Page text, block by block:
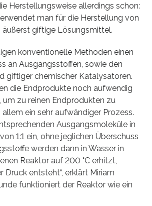
Herstellungsweise allerdings schon:
man für die Herstellung von
äußerst giftige Lösungsmittel.
konventionelle Methoden einen
an Ausgangsstoffen, sowie den
giftiger chemischer Katalysatoren.
die Endprodukte noch aufwendig
um zu reinen Endprodukten zu
ein sehr aufwändiger Prozess.
Ausgangsmoleküle in
1:1 ein, ohne jeglichen Überschuss
werden dann in Wasser in
Reaktor auf 200 °C erhitzt,
Druck entsteht“, erklärt Miriam
funktioniert der Reaktor wie ein